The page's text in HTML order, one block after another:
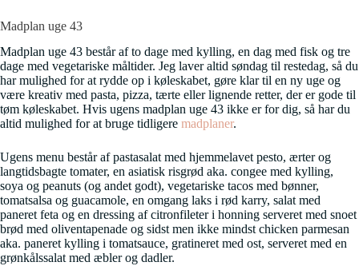
Madplan uge 43
Madplan uge 43 består af to dage med kylling, en dag med fisk og tre
dage med vegetariske måltider. Jeg laver altid søndag til restedag, så du
har mulighed for at rydde op i køleskabet, gøre klar til en ny uge og
være kreativ med pasta, pizza, tærte eller lignende retter, der er gode til
tøm køleskabet. Hvis ugens madplan uge 43 ikke er for dig, så har du
altid mulighed for at bruge tidligere madplaner.
Ugens menu består af pastasalat med hjemmelavet pesto, ærter og
langtidsbagte tomater, en asiatisk risgrød aka. congee med kylling,
soya og peanuts (og andet godt), vegetariske tacos med bønner,
tomatsalsa og guacamole, en omgang laks i rød karry, salat med
paneret feta og en dressing af citronfileter i honning serveret med snoet
brød med oliventapenade og sidst men ikke mindst chicken parmesan
aka. paneret kylling i tomatsauce, gratineret med ost, serveret med en
grønkålssalat med æbler og dadler.